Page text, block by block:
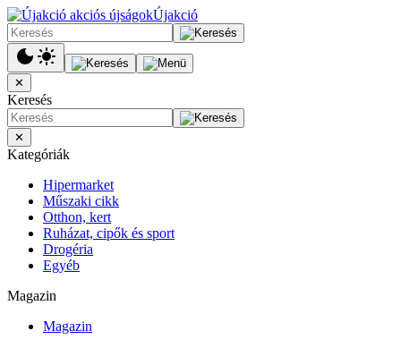
Újakció
✕
Keresés
✕
Kategóriák
Hipermarket
Műszaki cikk
Otthon, kert
Ruházat, cipők és sport
Drogéria
Egyéb
Magazin
Magazin